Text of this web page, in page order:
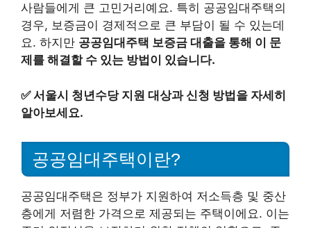
사람들에게 큰 고민거리예요. 특히 공공임대주택의
경우, 보증금이 경제적으로 큰 부담이 될 수 있는데
요. 하지만 공공임대주택 보증금 대출을 통해 이 문
제를 해결할 수 있는 방법이 있습니다.
✅서울시 청년수당 지원 대상과 신청 방법을 자세히
알아보세요.
공공임대주택이란?
공공임대주택은 정부가 지원하여 저소득층 및 중산
층에게 저렴한 가격으로 제공되는 주택이에요. 이는